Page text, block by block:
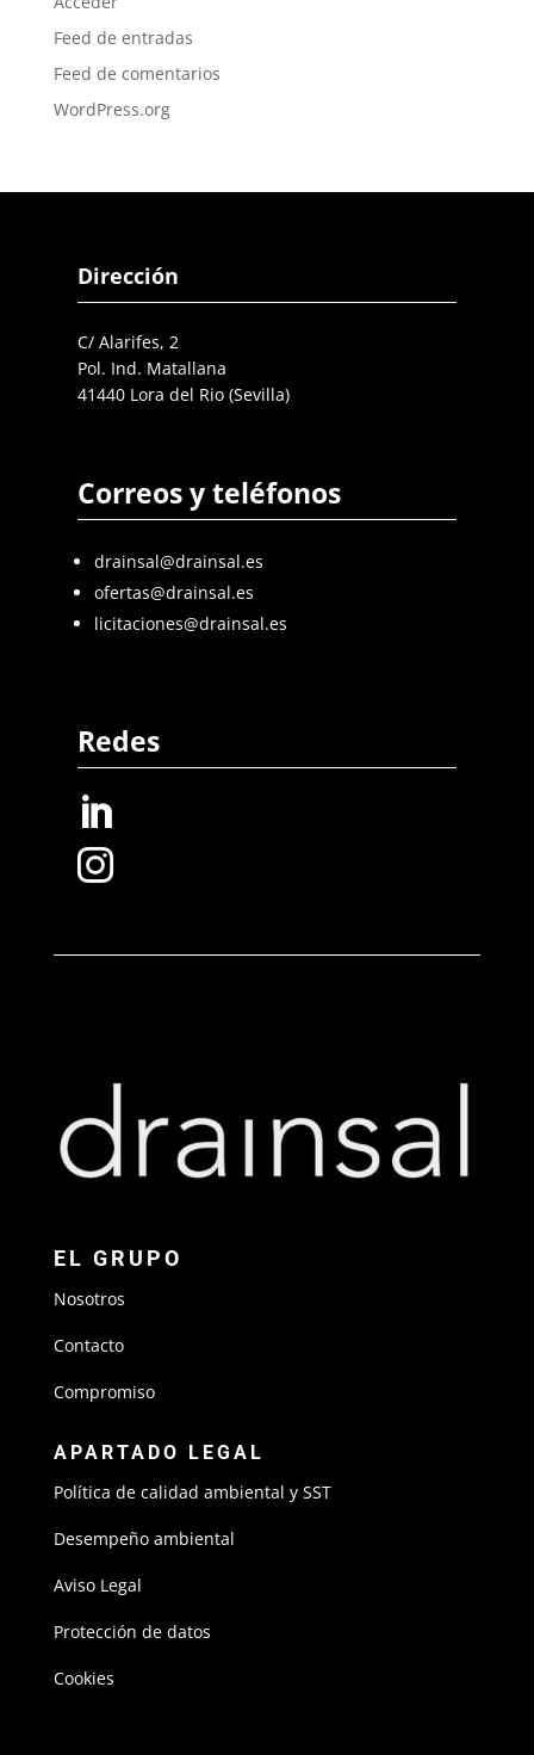
Feed de entradas
Feed de comentarios
WordPress.org
Dirección
C/ Alarifes, 2
Pol. Ind. Matallana
41440 Lora del Rio (Sevilla)
Correos y teléfonos
drainsal@drainsal.es
ofertas@drainsal.es
licitaciones@drainsal.es
Redes


EL GRUPO
Nosotros
Contacto
Compromiso
APARTADO LEGAL
Política de calidad ambiental y SST
Desempeño ambiental
Aviso Legal
Protección de datos
Cookies